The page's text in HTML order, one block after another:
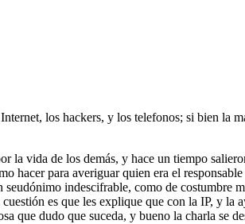
los hackers, y los telefonos; si bien la
la vida de los demás, y hace un tiempo
hacer para averiguar quien era el
indescifrable, como de costumbre
es que les explique que con la IP, y la
que dudo que suceda, y bueno la charla se